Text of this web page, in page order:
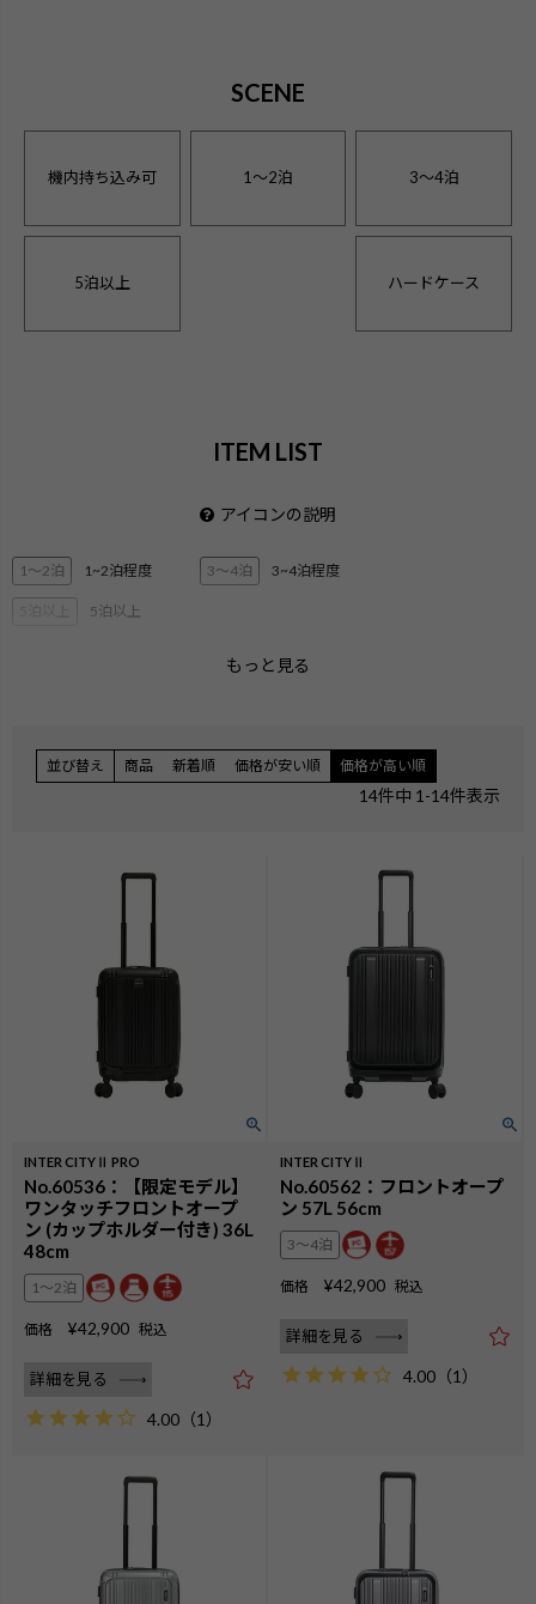
SCENE
機内持ち込み可 1〜2泊 3〜4泊
5泊以上 ハードケース
ITEM LIST
アイコンの説明
1〜2泊 1~2泊程度 3〜4泊 3~4泊程度
5泊以上
3Way キャリーオン機能
ショルダー
無料手荷物サイズ
もっと見る
並び替え 商品 新着順 価格が安い順 価格が高い順
14件中 1 -14件表示
INTER CITYⅡ PRO
No.60536：【限定モデル】
ワンタッチフロントオープ
ン (カップホルダー付き) 36L
48cm
1〜2泊
価格 ¥42,900 税込
詳細を見る
4.00 （1）
INTER CITYⅡ
No.60562：フロントオープ
ン 57L 56cm
3〜4泊
価格 ¥42,900 税込
詳細を見る
4.00 （1）